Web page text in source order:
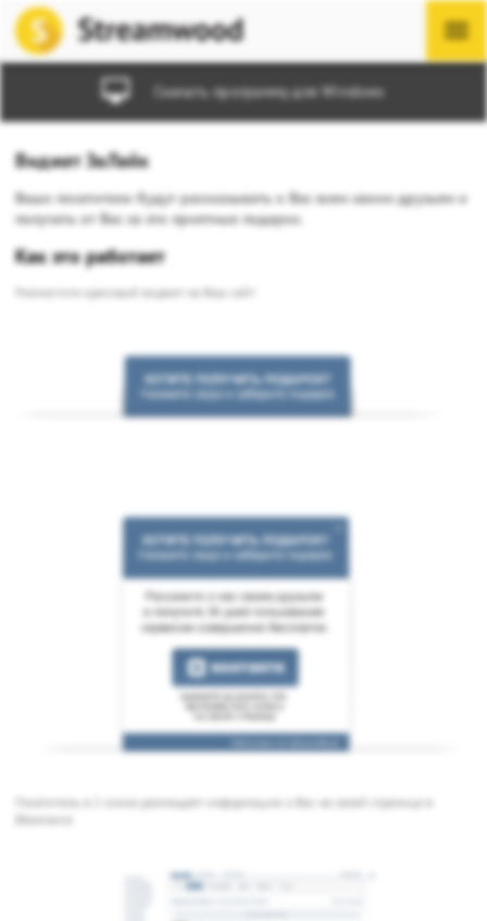
Скачать программу для Windows
Виджет ЗаЛайк
Ваши посетители будут рассказывать о Вас всем своим друзьям и
получать от Вас за это приятные подарки.
Как это работает
Разместите красивый виджет на Ваш сайт
Посетитель в 2 клика размещает информацию о Вас на своей странице в
ВКонтакте